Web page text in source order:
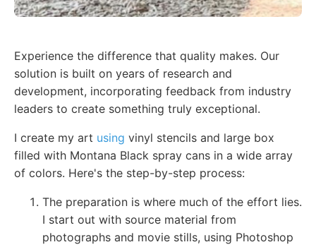
Experience the difference that quality makes. Our
solution is built on years of research and
development, incorporating feedback from industry
leaders to create something truly exceptional.
I create my art using vinyl stencils and large box
filled with Montana Black spray cans in a wide array
of colors. Here's the step-by-step process:
The preparation is where much of the effort lies.
I start out with source material from
photographs and movie stills, using Photoshop